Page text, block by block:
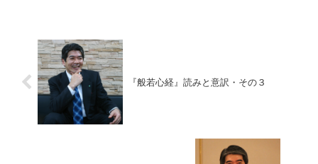
『般若心経』読みと意訳・その３